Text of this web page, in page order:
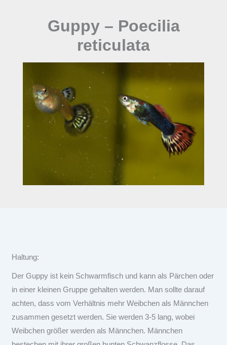
Guppy – Poecilia
reticulata
Haltung:
Der Guppy ist kein Schwarmfisch und kann als Pärchen oder
in einer kleinen Gruppe gehalten werden. Man sollte darauf
achten, dass vom Verhältnis mehr Weibchen als Männchen
zusammen gesetzt werden. Sie werden 3-5 lang, wobei
Weibchen größer werden als Männchen. Männchen